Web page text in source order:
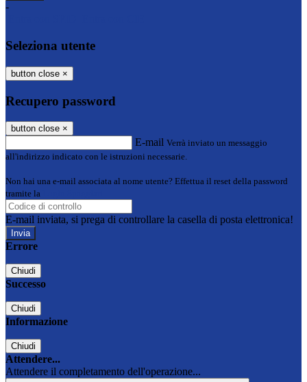
-
Seleziona utente
button close ×
Recupero password
button close ×
E-mail Verrà inviato un messaggio
all'indirizzo indicato con le istruzioni necessarie.
Non hai una e-mail associata al nome utente? Effettua il reset della password
tramite la
E-mail inviata, si prega di controllare la casella di posta elettronica!
Errore
Chiudi
Successo
Chiudi
Informazione
Chiudi
Attendere...
Attendere il completamento dell'operazione...